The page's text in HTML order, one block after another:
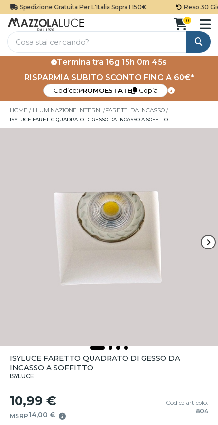
Spedizione Gratuita Per L'Italia Sopra I 150€ Reso 30
Cerca
0
Termina tra 16g 15h 0m 45s
RISPARMIA SUBITO SCONTO FINO A 60€*
Codice:PROMOESTATE Copia
HOME ILLUMINAZIONE INTERNI FARETTI DA INCASSO
ISYLUCE FARETTO QUADRATO DI GESSO DA INCASSO A SOFFITTO
ISYLUCE FARETTO QUADRATO DI GESSO DA
INCASSO A SOFFITTO
ISYLUCE
10,99 €
MSRP14,00 €
Codice articolo:
804